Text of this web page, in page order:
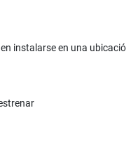
instalarse en una